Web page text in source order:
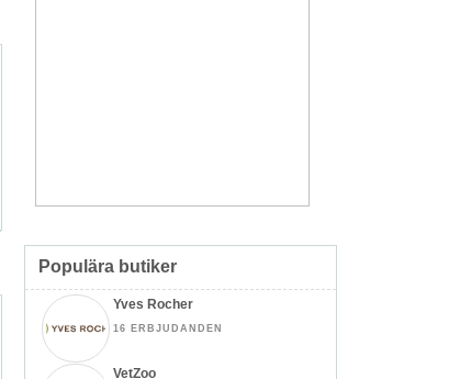
Populära butiker
Yves Rocher
16 ERBJUDANDEN
VetZoo